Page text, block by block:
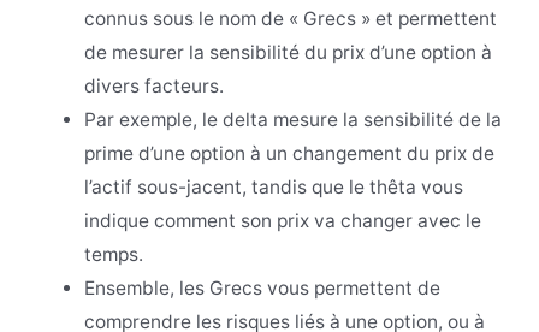
connus sous le nom de « Grecs » et permettent
de mesurer la sensibilité du prix d’une option à
divers facteurs.
Par exemple, le delta mesure la sensibilité de la
prime d’une option à un changement du prix de
l’actif sous-jacent, tandis que le thêta vous
indique comment son prix va changer avec le
temps.
Ensemble, les Grecs vous permettent de
comprendre les risques liés à une option, ou à